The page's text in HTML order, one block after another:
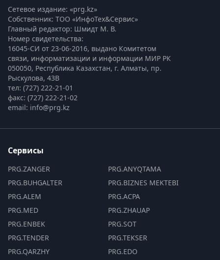
Сетевое издание: «prg.kz»
Собственник: ТОО «ИнфоТех&Сервис»
Главный редактор: Шмидт М. В.
Номер свидетельства:
16045-СИ от 23-06-2016, выдано Комитетом
связи, информатизации и информации МИР РК
050050, Республика Казахстан, г. Алматы, пр.
Рыскулова, 43В
тел: (727) 222-21-01
факс: (727) 222-21-02
email: info@prg.kz
Сервисы
PRG.ZANGER
PRG.BUHGALTER
PRG.ALEM
PRG.MED
PRG.ENBEK
PRG.TENDER
PRG.QARZHY
PRG.ANYQTAMA
PRG.BIZNES MEKTEBI
PRG.ACPA
PRG.ZHAUAP
PRG.SOT
PRG.TEKSER
PRG.EDO